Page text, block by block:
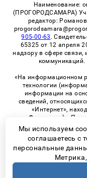
Наименование:
(ПРОГОРОДСАМАРА)
редактор:
905-00-63 .
65325 от 12 апреля
надзору в сфере
коммуникаций.
«На информационном
технологии
информации на
сведений,
«Интернет»,
Федерации)».
технологий в
© 2026
Мы используем
соглашаетесь с
персональные